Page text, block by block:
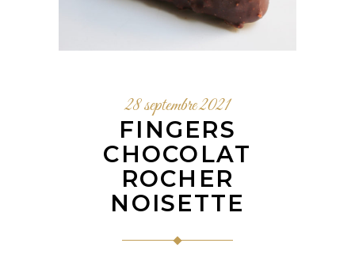
28 septembre 2021
FINGERS
CHOCOLAT
ROCHER
NOISETTE